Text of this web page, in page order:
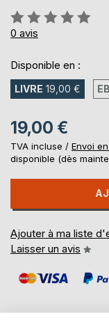
Évaluation:
0%
0 avis
Disponible en :
LIVRE 19,00 €
19,00 €
TVA incluse / Envoi
disponible (dès
Ajouter à ma liste
Laisser un avis